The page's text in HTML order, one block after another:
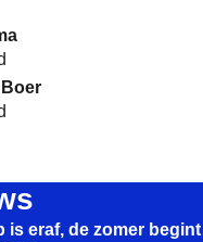
is eraf, de zomer begint